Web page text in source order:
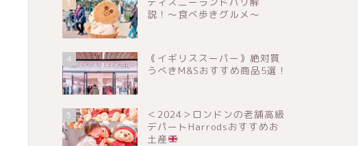
3
説！〜食べ歩きグルメ〜
4
｟イギリススーパー｠絶対買
うべきM&Sおすすめ商品5選！
5
＜2024＞ロンドンの老舗高級
デパートHarrodsおすすめお
土産